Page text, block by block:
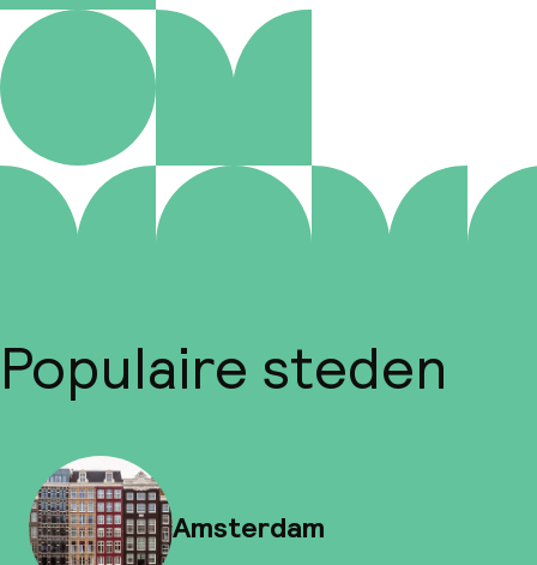
Populaire steden
Amsterdam